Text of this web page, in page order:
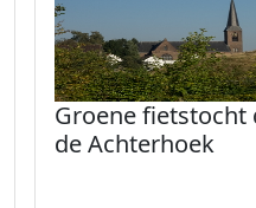
Groene fietstocht
de Achterhoek